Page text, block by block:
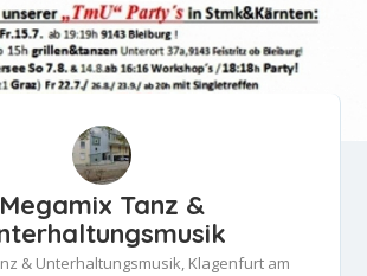
Megamix Tanz &
& Unterhaltungsmusik, Klagenfurt am